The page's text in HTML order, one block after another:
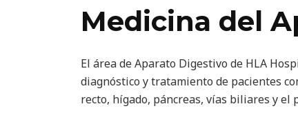
Medicina del
El área de Aparato Digestivo de HLA
diagnóstico y tratamiento de pacientes
recto, hígado, páncreas, vías biliares y